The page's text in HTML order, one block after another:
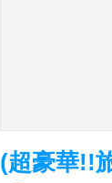
(超豪華!!